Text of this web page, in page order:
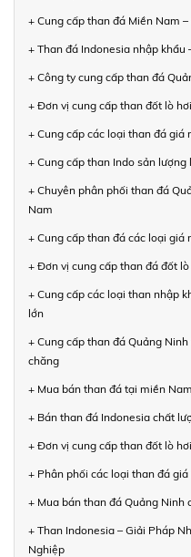
+ Cung cấp than đá Miền Nam
+ Than đá Indonesia nhập khẩu
+ Công ty cung cấp than đá
+ Đơn vị cung cấp than đốt lò
+ Cung cấp các loại than đá
+ Cung cấp than Indo sản
+ Chuyên phân phối than đá
Nam
+ Cung cấp than đá các loại giá
+ Đơn vị cung cấp than đá đốt
+ Cung cấp các loại than nhập
lớn
+ Cung cấp than đá Quảng
chăng
+ Mua bán than đá tại miền
+ Bán than đá Indonesia chất
+ Đơn vị cung cấp than đốt lò
+ Phân phối các loại than đá
+ Mua bán than đá Quảng Ninh
+ Than Indonesia – Giải Pháp
Nghiệp